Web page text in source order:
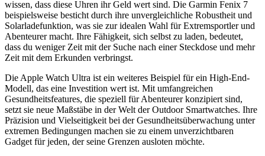
wissen, dass diese Uhren ihr Geld wert sind. Die Garmin Fenix 7
beispielsweise besticht durch ihre unvergleichliche Robustheit und
Solarladefunktion, was sie zur idealen Wahl für Extremsportler und
Abenteurer macht. Ihre Fähigkeit, sich selbst zu laden, bedeutet,
dass du weniger Zeit mit der Suche nach einer Steckdose und mehr
Zeit mit dem Erkunden verbringst.
Die Apple Watch Ultra ist ein weiteres Beispiel für ein High-End-
Modell, das eine Investition wert ist. Mit umfangreichen
Gesundheitsfeatures, die speziell für Abenteurer konzipiert sind,
setzt sie neue Maßstäbe in der Welt der Outdoor Smartwatches. Ihre
Präzision und Vielseitigkeit bei der Gesundheitsüberwachung unter
extremen Bedingungen machen sie zu einem unverzichtbaren
Gadget für jeden, der seine Grenzen ausloten möchte.